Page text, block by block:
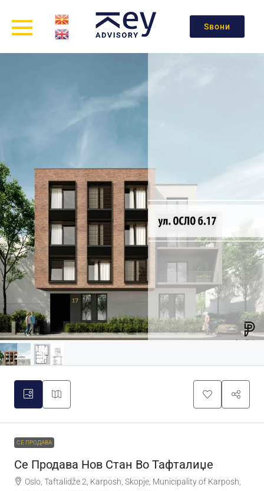
Ѕвони
СЕ ПРОДАВА
Се Продава Нов Стан Во Тафталиџе
Oslo, Taftalidže 2, Karposh, Skopje, Municipality of Karposh,